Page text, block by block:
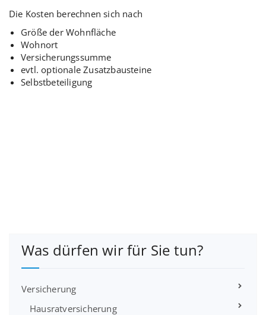
Die Kosten berechnen sich nach
Größe der Wohnfläche
Wohnort
Versicherungssumme
evtl. optionale Zusatzbausteine
Selbstbeteiligung
Was dürfen wir für Sie tun?
Versicherung
Hausratversicherung